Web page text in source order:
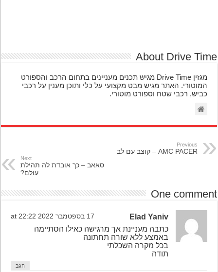
About Drive
מגזין Drive Time מגיש תכנים מעניינים בתחום הרכב והספורט
המוטורי. האתר מגיש מבט מקצועי על כלי ותוכן מענין על רכבי
כביש, רכבי שטח וספורט מוטורי.
Previous
AMC PACER – קוצב עם לב
Next
סאאב – כך אובדת לה תהילת
עולם?
One
Elad Yaniv
כתבה מעניינת אך מרגישה כאילו הסתיימה
באמצע ללא שורה תחתונה
בכל מקרה השכלתי
תודה
הגב